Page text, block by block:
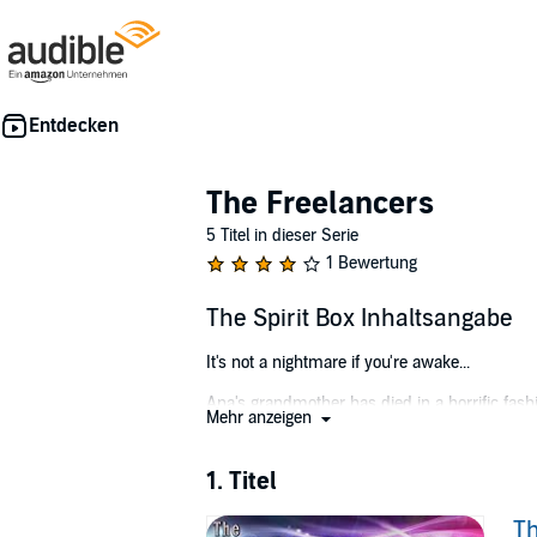
The Freelancers
5 Titel in dieser Serie
1 Bewertung
The Spirit Box Inhaltsangabe
It's not a nightmare if you're awake...
Ana's grandmother has died in a horrific
level magical detective comes to her aid.
But all is not as it seems with the entity
Everyone has secrets, and some secrets are
Mehr anzeigen
1. Titel